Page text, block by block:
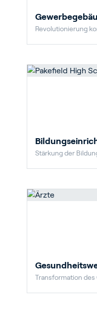
Revolutionierung
Stärkung der
Transformation